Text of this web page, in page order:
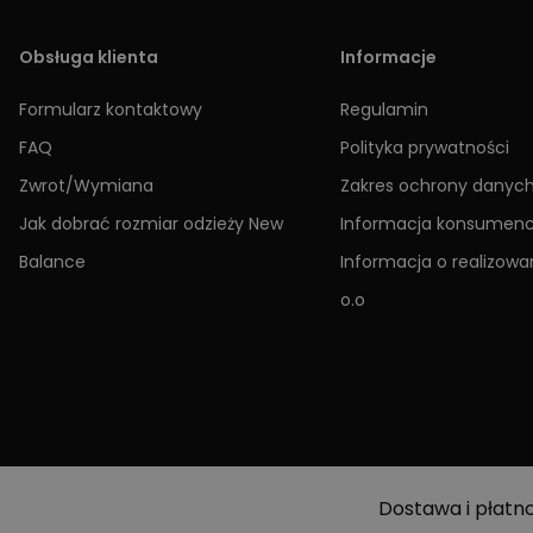
Obsługa klienta
Formularz kontaktowy
FAQ
Zwrot/Wymiana
Jak dobrać rozmiar odzieży New
Balance
Informacje
Regulamin
Polityka prywatności
Zakres ochrony
Informacja
Informacja o
o.o
Dostawa i